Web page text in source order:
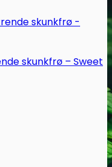
skunkfrø – Sweet